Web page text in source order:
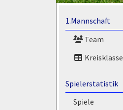
1.Mannschaft
Team
Kreisklasse
Spielerstatistik
Spiele